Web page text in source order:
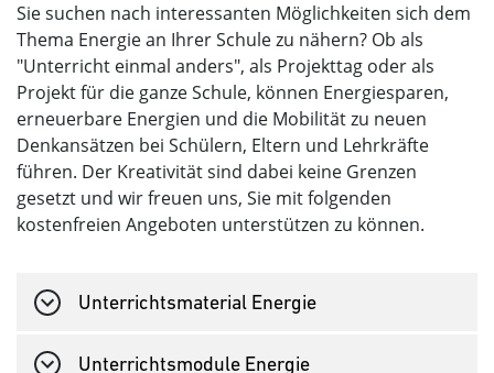
Sie suchen nach interessanten Möglichkeiten sich dem
Thema Energie an Ihrer Schule zu nähern? Ob als
"Unterricht einmal anders", als Projekttag oder als
Projekt für die ganze Schule, können Energiesparen,
erneuerbare Energien und die Mobilität zu neuen
Denkansätzen bei Schülern, Eltern und Lehrkräfte
führen. Der Kreativität sind dabei keine Grenzen
gesetzt und wir freuen uns, Sie mit folgenden
kostenfreien Angeboten unterstützen zu können.
Unterrichtsmaterial Energie
Unterrichtsmodule Energie